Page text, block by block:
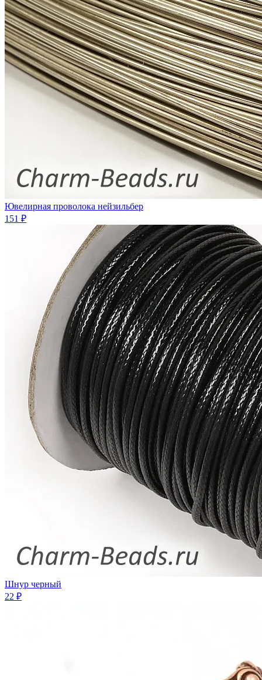
Ювелирная проволока нейзильбер
151 ₽
Шнур черный
22 ₽